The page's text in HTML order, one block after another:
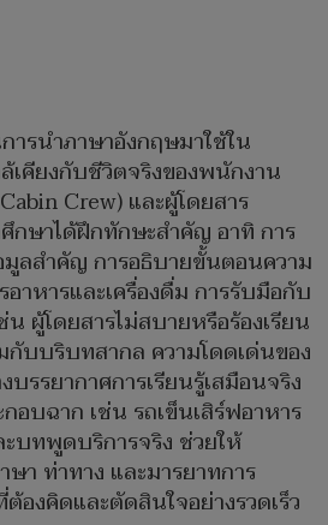
ารนำภาษาอังกฤษมาใช้ใน
คียงกับชีวิตจริงของพนักงาน
Crew) และผู้โดยสาร
กษาได้ฝึกทักษะสำคัญ อาทิ การ
ลสำคัญ การอธิบายขั้นตอนความ
าหารและเครื่องดื่ม การรับมือกับ
ผู้โดยสารไม่สบายหรือร้องเรียน
กับบริบทสากล ความโดดเด่นของ
รรยากาศการเรียนรู้เสมือนจริง
อบฉาก เช่น รถเข็นเสิร์ฟอาหาร
บทพูดบริการจริง ช่วยให้
า ท่าทาง และมารยาทการ
องคิดและตัดสินใจอย่างรวดเร็ว